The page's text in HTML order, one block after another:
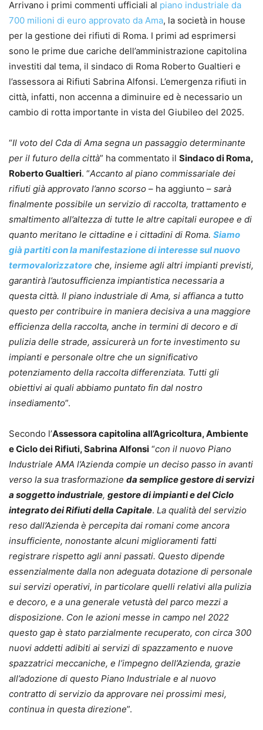
Arrivano i primi commenti ufficiali al piano industriale da
700 milioni di euro approvato da Ama, la società in house
per la gestione dei rifiuti di Roma. I primi ad esprimersi
sono le prime due cariche dell’amministrazione capitolina
investiti dal tema, il sindaco di Roma Roberto Gualtieri e
l’assessora ai Rifiuti Sabrina Alfonsi. L’emergenza rifiuti in
città, infatti, non accenna a diminuire ed è necessario un
cambio di rotta importante in vista del Giubileo del 2025.
“Il voto del Cda di Ama segna un passaggio determinante
per il futuro della città” ha commentato il Sindaco di Roma,
Roberto Gualtieri. “Accanto al piano commissariale dei
rifiuti già approvato l’anno scorso – ha aggiunto – sarà
finalmente possibile un servizio di raccolta, trattamento e
smaltimento all’altezza di tutte le altre capitali europee e di
quanto meritano le cittadine e i cittadini di Roma. Siamo
già partiti con la manifestazione di interesse sul nuovo
termovalorizzatore che, insieme agli altri impianti previsti,
garantirà l’autosufficienza impiantistica necessaria a
questa città. Il piano industriale di Ama, si affianca a tutto
questo per contribuire in maniera decisiva a una maggiore
efficienza della raccolta, anche in termini di decoro e di
pulizia delle strade, assicurerà un forte investimento su
impianti e personale oltre che un significativo
potenziamento della raccolta differenziata. Tutti gli
obiettivi ai quali abbiamo puntato fin dal nostro
insediamento”.
Secondo l’Assessora capitolina all’Agricoltura, Ambiente
e Ciclo dei Rifiuti, Sabrina Alfonsi “con il nuovo Piano
Industriale AMA l’Azienda compie un deciso passo in avanti
verso la sua trasformazione da semplice gestore di servizi
a soggetto industriale, gestore di impianti e del Ciclo
integrato dei Rifiuti della Capitale. La qualità del servizio
reso dall’Azienda è percepita dai romani come ancora
insufficiente, nonostante alcuni miglioramenti fatti
registrare rispetto agli anni passati. Questo dipende
essenzialmente dalla non adeguata dotazione di personale
sui servizi operativi, in particolare quelli relativi alla pulizia
e decoro, e a una generale vetustà del parco mezzi a
disposizione. Con le azioni messe in campo nel 2022
questo gap è stato parzialmente recuperato, con circa 300
nuovi addetti adibiti ai servizi di spazzamento e nuove
spazzatrici meccaniche, e l’impegno dell’Azienda, grazie
all’adozione di questo Piano Industriale e al nuovo
contratto di servizio da approvare nei prossimi mesi,
continua in questa direzione”.